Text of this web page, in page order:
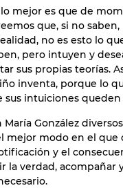
mejor es que de
que, si no
no es esto lo
pero intuyen y
sus propias teorías.
inventa, porque lo
sus intuiciones
María González
mejor modo en el
y el
la verdad, acompañar